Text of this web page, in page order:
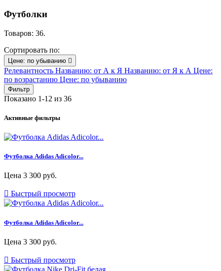
Футболки
Товаров: 36.
Сортировать по:
Цене: по убыванию 
Релевантность Названию: от А к Я Названию: от Я к А Цене:
по возрастанию Цене: по убыванию
Фильтр
Показано 1-12 из 36
Активные фильтры
Футболка Adidas Adicolor...
Цена 3 300 руб.
 Быстрый просмотр
Футболка Adidas Adicolor...
Цена 3 300 руб.
 Быстрый просмотр